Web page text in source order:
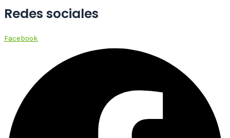
Redes sociales
Facebook